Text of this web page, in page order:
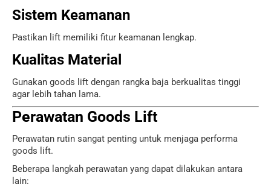
Sistem Keamanan
Pastikan lift memiliki fitur keamanan lengkap.
Kualitas Material
Gunakan goods lift dengan rangka baja berkualitas tinggi
agar lebih tahan lama.
Perawatan Goods Lift
Perawatan rutin sangat penting untuk menjaga performa
goods lift.
Beberapa langkah perawatan yang dapat dilakukan antara
lain: